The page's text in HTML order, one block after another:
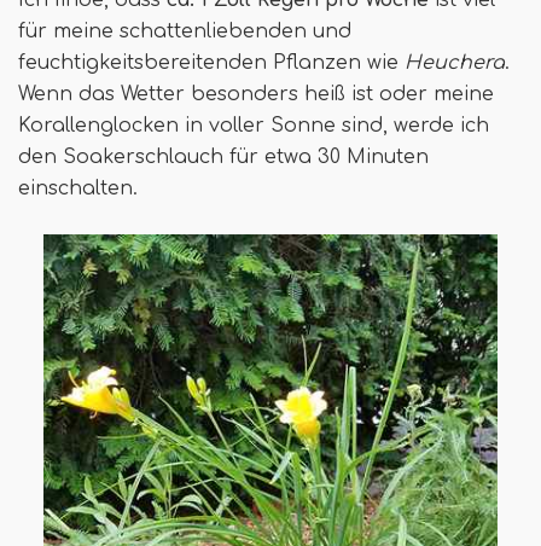
für meine schattenliebenden und
feuchtigkeitsbereitenden Pflanzen wie Heuchera.
Wenn das Wetter besonders heiß ist oder meine
Korallenglocken in voller Sonne sind, werde ich
den Soakerschlauch für etwa 30 Minuten
einschalten.